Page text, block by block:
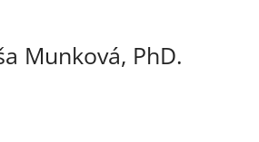
Munková, PhD.